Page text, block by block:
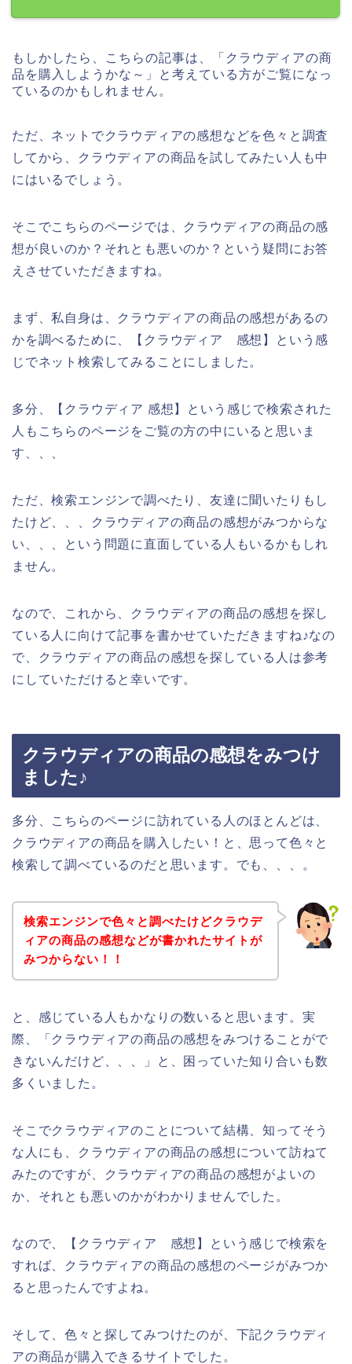
もしかしたら、こちらの記事は、「クラウディアの商
品を購入しようかな～」と考えている方がご覧になっ
ているのかもしれません。
ただ、ネットでクラウディアの感想などを色々と調査
してから、クラウディアの商品を試してみたい人も中
にはいるでしょう。
そこでこちらのページでは、クラウディアの商品の感
想が良いのか？それとも悪いのか？という疑問にお答
えさせていただきますね。
まず、私自身は、クラウディアの商品の感想があるの
かを調べるために、【クラウディア 感想】という感
じでネット検索してみることにしました。
多分、【クラウディア 感想】という感じで検索された
人もこちらのページをご覧の方の中にいると思いま
す、、、
ただ、検索エンジンで調べたり、友達に聞いたりもし
たけど、、、クラウディアの商品の感想がみつからな
い、、、という問題に直面している人もいるかもしれ
ません。
なので、これから、クラウディアの商品の感想を探し
ている人に向けて記事を書かせていただきますね♪なの
で、クラウディアの商品の感想を探している人は参考
にしていただけると幸いです。
クラウディアの商品の感想をみつけ
ました♪
多分、こちらのページに訪れている人のほとんどは、
クラウディアの商品を購入したい！と、思って色々と
検索して調べているのだと思います。でも、、、。
検索エンジンで色々と調べたけどクラウデ
ィアの商品の感想などが書かれたサイトが
みつからない！！
と、感じている人もかなりの数いると思います。実
際、「クラウディアの商品の感想をみつけることがで
きないんだけど、、、」と、困っていた知り合いも数
多くいました。
そこでクラウディアのことについて結構、知ってそう
な人にも、クラウディアの商品の感想について訪ねて
みたのですが、クラウディアの商品の感想がよいの
か、それとも悪いのかがわかりませんでした。
なので、【クラウディア 感想】という感じで検索を
すれば、クラウディアの商品の感想のページがみつか
ると思ったんですよね。
そして、色々と探してみつけたのが、下記クラウディ
アの商品が購入できるサイトでした。